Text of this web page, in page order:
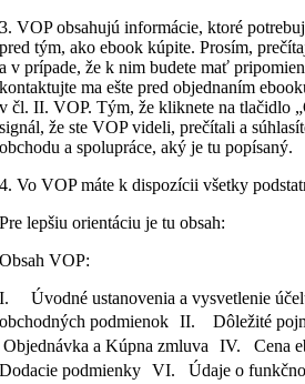
3. VOP obsahujú informácie, ktoré
pred tým, ako ebook kúpite. Prosím,
a v prípade, že k nim budete mať
kontaktujte ma ešte pred objednaním
v čl. II. VOP. Tým, že kliknete na tlačidlo
signál, že ste VOP videli, prečítali a
obchodu a spolupráce, aký je tu popísaný.
4. Vo VOP máte k dispozícii všetky
Pre lepšiu orientáciu je tu obsah:
Obsah VOP:
I. Úvodné ustanovenia a vysvetlenie
obchodných podmienok II. Dôležité
Objednávka a Kúpna zmluva IV. Cena
Dodacie podmienky VI. Údaje o